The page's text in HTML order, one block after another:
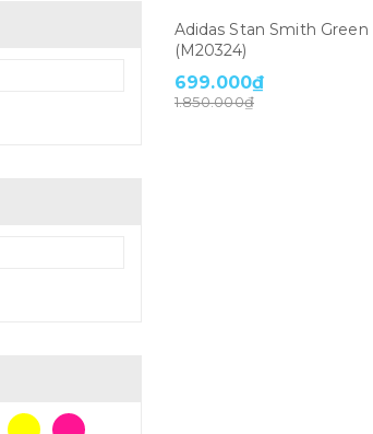
Adidas Stan Smith Green
(M20324)
699.000₫
1.850.000₫